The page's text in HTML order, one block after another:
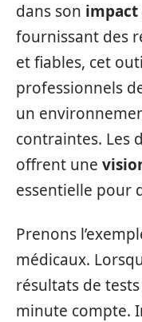
dans son impact
fournissant des
et fiables, cet
professionnels
un
contraintes. Les
offrent une
essentielle pour
Prenons
médicaux.
résultats de
minute compte.